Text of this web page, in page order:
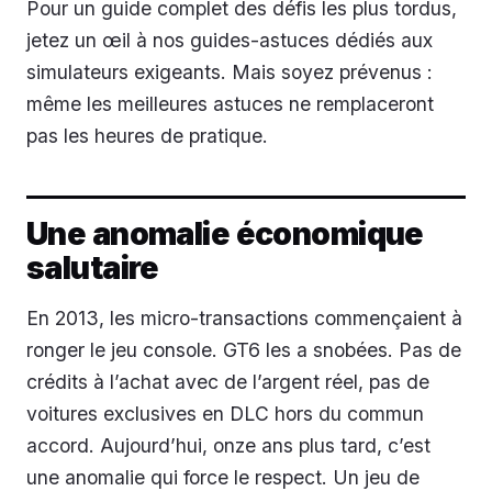
Pour un guide complet des défis les plus tordus,
jetez un œil à nos guides-astuces dédiés aux
simulateurs exigeants. Mais soyez prévenus :
même les meilleures astuces ne remplaceront
pas les heures de pratique.
Une anomalie économique
salutaire
En 2013, les micro-transactions commençaient à
ronger le jeu console. GT6 les a snobées. Pas de
crédits à l’achat avec de l’argent réel, pas de
voitures exclusives en DLC hors du commun
accord. Aujourd’hui, onze ans plus tard, c’est
une anomalie qui force le respect. Un jeu de